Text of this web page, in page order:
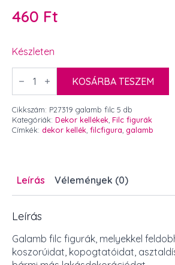
460 Ft
Készleten
Galamb
filc
db
mennyiség
KOSÁRBA TESZEM
Cikkszám: P27319 galamb filc 5 db
Kategóriák: Dekor kellékek, Filc figurák
Címkék: dekor kellék, filcfigura, galamb
Leírás Vélemények (0)
Leírás
Galamb filc figurák, melyekkel
koszorúidat, kopogtatóidat,